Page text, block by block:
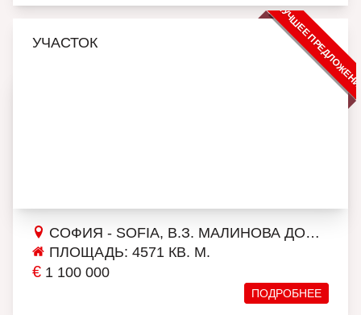
ЛУЧШЕЕ
УЧАСТОК
СОФИЯ - SOFIA, В.З. МАЛИНОВА ДОЛИНА
ПЛОЩАДЬ: 4571 КВ. М.
€ 1 100 000
ПОДРОБНЕЕ